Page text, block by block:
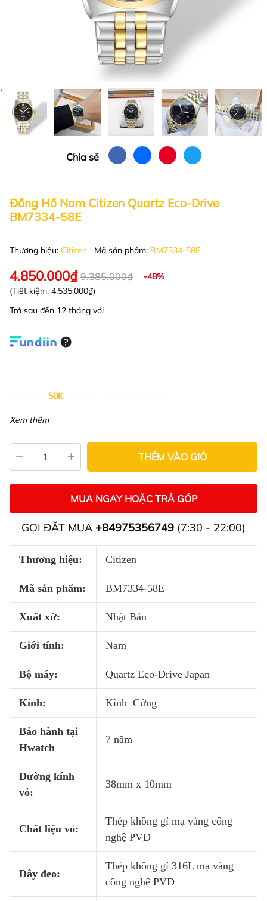
Chia sẻ
Đồng Hồ Nam Citizen Quartz Eco-Drive
BM7334-58E
Thương hiệu: Citizen Mã sản phẩm: BM7334-58E
4.850.000₫ 9.385.000₫
-48%
(Tiết kiệm: 4.535.000₫)
Trả sau đến 12 tháng với
50K
Xem thêm
THÊM VÀO GIỎ
MUA NGAY HOẶC TRẢ GÓP
GỌI ĐẶT MUA +84975356749 (7:30 - 22:00)
Thương hiệu: Citizen
Mã sản phẩm: BM7334-58E
Xuất xứ: Nhật Bản
Giới tính: Nam
Bộ máy: Quartz Eco-Drive Japan
Kính: Kính Cứng
Bảo hành tại
Hwatch
7 năm
Đường kính
vỏ:
38mm x 10mm
Chất liệu vỏ:
Thép không gỉ mạ vàng công
nghệ PVD
Dây đeo:
Thép không gỉ 316L mạ vàng
công nghệ PVD